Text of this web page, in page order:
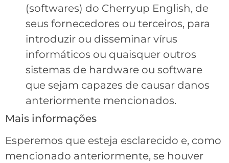
(softwares) do Cherryup English, de
seus fornecedores ou terceiros, para
introduzir ou disseminar vírus
informáticos ou quaisquer outros
sistemas de hardware ou software
que sejam capazes de causar danos
anteriormente mencionados.
Mais informações
Esperemos que esteja esclarecido e, como
mencionado anteriormente, se houver